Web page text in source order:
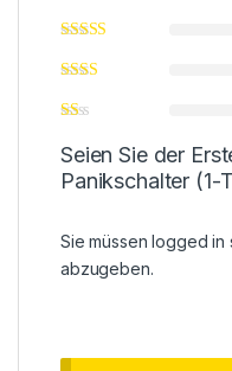
Seien Sie der
Panikschalter (1-
Sie müssenlogged in
abzugeben.